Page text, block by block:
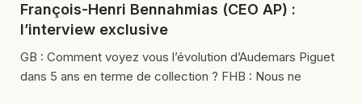
François-Henri Bennahmias (CEO AP) :
l’interview exclusive
GB : Comment voyez vous l’évolution d’Audemars Piguet
dans 5 ans en terme de collection ? FHB : Nous ne